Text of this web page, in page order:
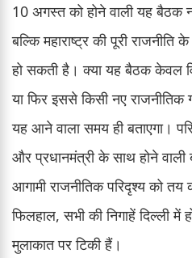
10 अगस्त को होने वाली यह
बल्कि महाराष्ट्र की पूरी राजनीति
हो सकती है। क्या यह बैठक केवल
या फिर इससे किसी नए राजनीतिक
यह आने वाला समय ही बताएगा।
और प्रधानमंत्री के साथ होने वाली
आगामी राजनीतिक परिदृश्य को तय
फिलहाल, सभी की निगाहें दिल्ली में
मुलाकात पर टिकी हैं।